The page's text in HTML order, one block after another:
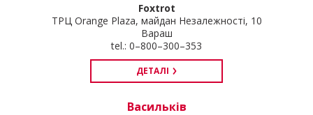
Foxtrot
ТРЦ Orange Plaza, майдан Незалежності, 10
Вараш
tel.: 0–800–300–353
ДЕТАЛІ
Васильків